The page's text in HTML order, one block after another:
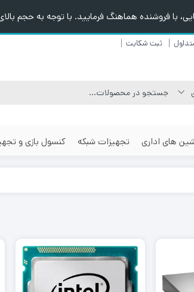
فروشنده هماهنگ فرمایید. با توجه به حجم
ثبت شکایت
های اداری تجهیزات شبکه کنسول بازی و